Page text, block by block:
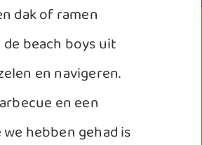
dak of ramen
beach boys uit
en navigeren.
en een
hebben gehad is